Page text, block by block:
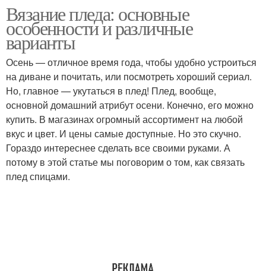
Узор для пледа Плед для вязания
Вязание пледа: основные
особенности и различные
варианты
Осень — отличное время года, чтобы удобно устроиться
на диване и почитать, или посмотреть хороший сериал.
Но, главное — укутаться в плед! Плед, вообще,
основной домашний атрибут осени. Конечно, его можно
купить. В магазинах огромный ассортимент на любой
вкус и цвет. И цены самые доступные. Но это скучно.
Гораздо интереснее сделать все своими руками. А
потому в этой статье мы поговорим о том, как связать
плед спицами.